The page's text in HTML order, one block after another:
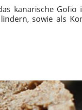
kanarische Gofio
sowie als